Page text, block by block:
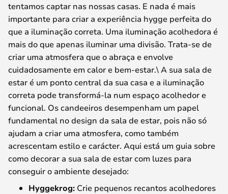
tentamos captar nas nossas casas. E nada é mais
importante para criar a experiência hygge perfeita do
que a iluminação correta. Uma iluminação acolhedora é
mais do que apenas iluminar uma divisão. Trata-se de
criar uma atmosfera que o abraça e envolve
cuidadosamente em calor e bem-estar.\ A sua sala de
estar é um ponto central da sua casa e a iluminação
correta pode transformá-la num espaço acolhedor e
funcional. Os candeeiros desempenham um papel
fundamental no design da sala de estar, pois não só
ajudam a criar uma atmosfera, como também
acrescentam estilo e carácter. Aqui está um guia sobre
como decorar a sua sala de estar com luzes para
conseguir o ambiente desejado:
Hyggekrog: Crie pequenos recantos acolhedores